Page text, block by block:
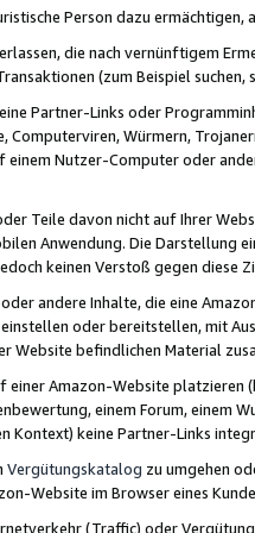
Person dazu
die nach vernünftigem
(zum Beispiel
Partner-Links oder
Würmern,
Nutzer-Computer oder
Teile davon nicht auf Ihrer
Anwendung. Die Darstellung
keinen Verstoß gegen diese
andere Inhalte, die eine
oder bereitstellen, mit
Website befindlichen Material
einer Amazon-Website
einem Forum, einem
Kontext) keine Partner-Links
Vergütungskatalog zu umgehen
Website im Browser eines
(Traffic) oder